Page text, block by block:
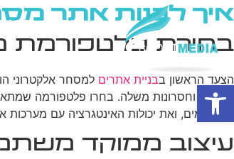
פתח סרגל נגישות
בית מי
איך לבנות אתר
בחירת פלטפורמת
הצעד הראשון בבניית אתרים
יתרונות וחסרונות משלה. בחרו פלטפורמה
התשלומים, ואת יכולות האינטגרציה עם
עיצוב ממוקד